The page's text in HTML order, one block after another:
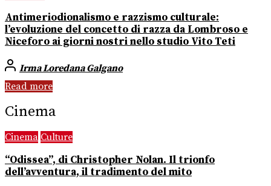
Antimeriodionalismo e razzismo culturale:
l’evoluzione del concetto di razza da Lombroso e
Niceforo ai giorni nostri nello studio Vito Teti
Irma Loredana Galgano
Read more
Cinema
Cinema Culture
“Odissea”, di Christopher Nolan. Il trionfo
dell’avventura, il tradimento del mito